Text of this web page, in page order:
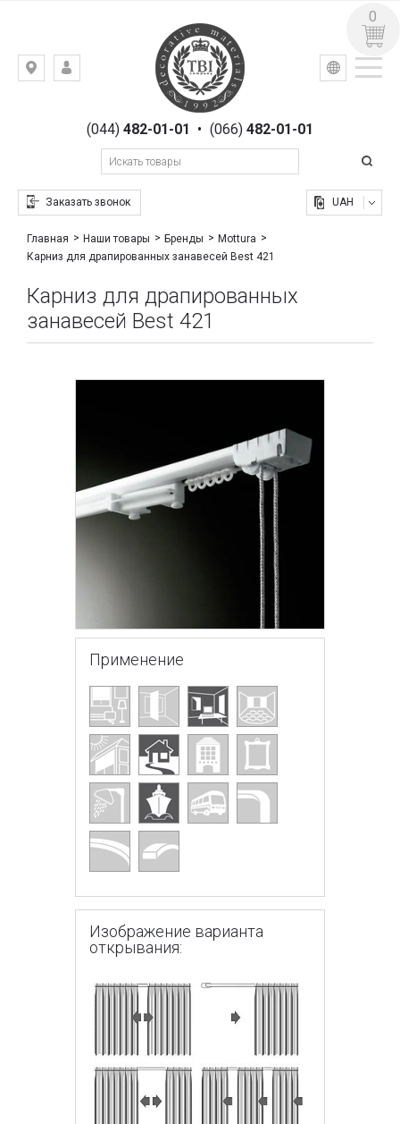
Киев,
Гоголевская,(044)482-01-01 • (066) 482-01-01
Заказать звонок
УКР РУС
UAH
0
Главная Наши товары Бренды
Mottura
Карниз для драпированных занавесей Best 421
Карниз для драпированных
занавесей Best 421
Применение
Изображение варианта
открывания: